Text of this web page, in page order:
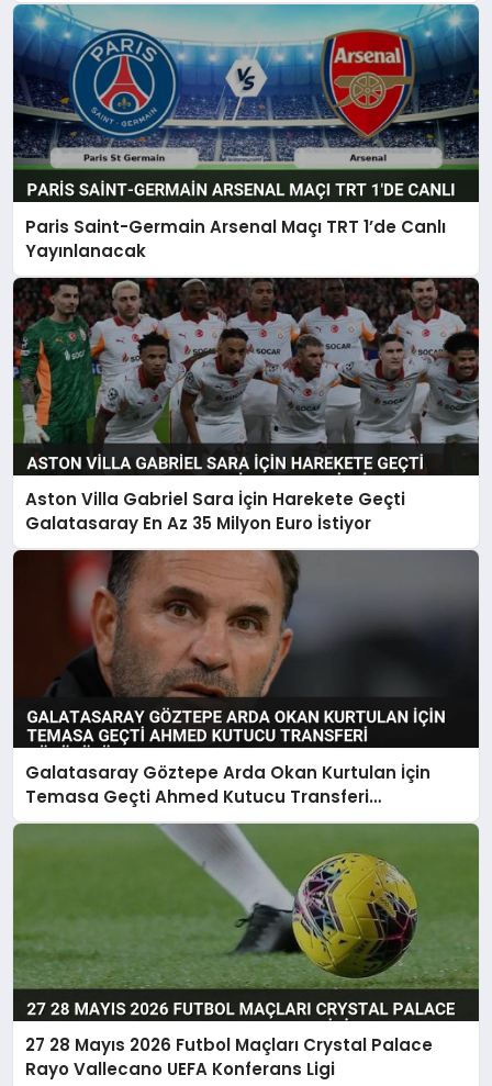
Paris Saint-Germain Arsenal Maçı TRT 1’de Canlı
Yayınlanacak
Aston Villa Gabriel Sara İçin Harekete Geçti
Galatasaray En Az 35 Milyon Euro İstiyor
Galatasaray Göztepe Arda Okan Kurtulan İçin
Temasa Geçti Ahmed Kutucu Transferi
Görüşülüyor
27 28 Mayıs 2026 Futbol Maçları Crystal Palace
Rayo Vallecano UEFA Konferans Ligi